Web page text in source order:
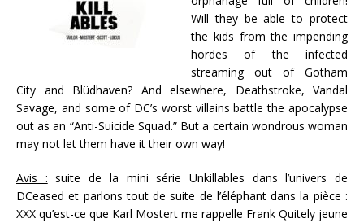
Will they be able to protect
the kids from the impending
hordes of the infected
streaming out of Gotham
City and Blüdhaven? And elsewhere, Deathstroke, Vandal
Savage, and some of DC’s worst villains battle the apocalypse
out as an “Anti-Suicide Squad.” But a certain wondrous woman
may not let them have it their own way!
Avis : suite de la mini série Unkillables dans l’univers de
DCeased et parlons tout de suite de l’éléphant dans la pièce :
XXX qu’est-ce que Karl Mostert me rappelle Frank Quitely jeune